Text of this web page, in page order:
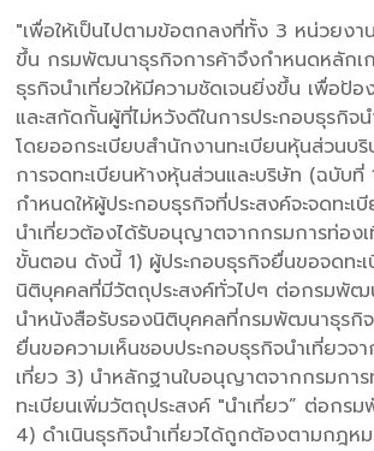
"เพื่อให้เป็นไปตามข้อตกลงที่ทั้ง 3 หน่วยงา
ขึ้น กรมพัฒนาธุรกิจการค้าจึงกำหนดหลัก
ธุรกิจนำเที่ยวให้มีความชัดเจนยิ่งขึ้น เพื่อป้
และสกัดกั้นผู้ที่ไม่หวังดีในการประกอบธุรกิจ
โดยออกระเบียบสำนักงานทะเบียนหุ้นส่วนบ
การจดทะเบียนห้างหุ้นส่วนและบริษัท (ฉบับที่
กำหนดให้ผู้ประกอบธุรกิจที่ประสงค์จะจดทะ
นำเที่ยวต้องได้รับอนุญาตจากกรมการท่อง
ขั้นตอน ดังนี้ 1) ผู้ประกอบธุรกิจยื่นขอจดทะ
นิติบุคคลที่มีวัตถุประสงค์ทั่วไปๆ ต่อกรมพัฒ
นำหนังสือรับรองนิติบุคคลที่กรมพัฒนาธุรกิจ
ยื่นขอความเห็นชอบประกอบธุรกิจนำเที่ยวจ
เที่ยว 3) นำหลักฐานใบอนุญาตจากกรมกา
ทะเบียนเพิ่มวัตถุประสงค์ "นำเที่ยว” ต่อกร
4) ดำเนินธุรกิจนำเที่ยวได้ถูกต้องตามกฎห